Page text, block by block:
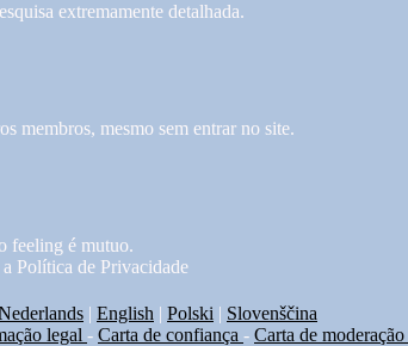
extremamente detalhada.
membros, mesmo sem entrar no site.
feeling é mutuo.
Política de Privacidade
| English | Polski | Slovenščina
legal - Carta de confiança - Carta de moderação